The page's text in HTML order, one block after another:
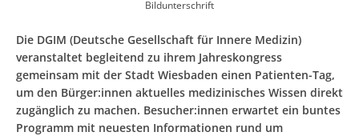
Bildunterschrift
Die DGIM (Deutsche Gesellschaft für Innere Medizin)
veranstaltet begleitend zu ihrem Jahreskongress
gemeinsam mit der Stadt Wiesbaden einen Patienten-Tag,
um den Bürger:innen aktuelles medizinisches Wissen direkt
zugänglich zu machen. Besucher:innen erwartet ein buntes
Programm mit neuesten Informationen rund um